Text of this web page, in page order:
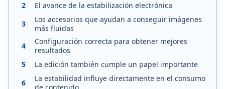
2
El avance de la estabilización electrónica
3
Los accesorios que ayudan a conseguir imágenes
más fluidas
4
Configuración correcta para obtener mejores
resultados
5
La edición también cumple un papel importante
6
La estabilidad influye directamente en el consumo